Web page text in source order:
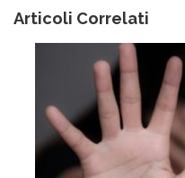
Articoli Correlati